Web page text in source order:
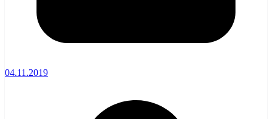
04.11.2019